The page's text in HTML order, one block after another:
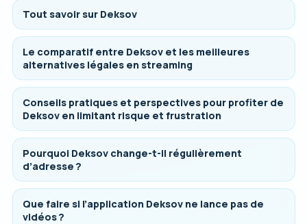
Tout savoir sur Deksov
Le comparatif entre Deksov et les meilleures
alternatives légales en streaming
Conseils pratiques et perspectives pour profiter de
Deksov en limitant risque et frustration
Pourquoi Deksov change-t-il régulièrement
d’adresse ?
Que faire si l’application Deksov ne lance pas de
vidéos ?